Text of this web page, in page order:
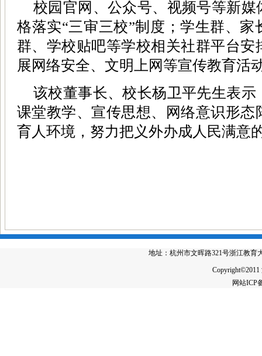
校园官网、公众号、视频号等新
格落实“三审三校”制度；学生群、
群、学校贴吧等学校相关社群平台
展网络安全、文明上网等宣传教育活
该校董事长、校长杨卫平先生表
课堂教学、宣传思想、网络意识形
育人环境，努力把义外办成人民满意
地址：杭州市文晖路321号浙江教育
Copyright©2011
网站ICP